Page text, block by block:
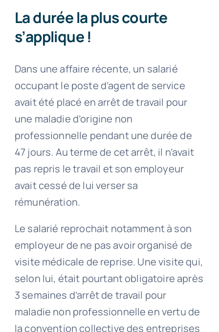
La durée la plus courte
s’applique !
Dans une affaire récente, un salarié
occupant le poste d’agent de service
avait été placé en arrêt de travail pour
une maladie d’origine non
professionnelle pendant une durée de
47 jours. Au terme de cet arrêt, il n’avait
pas repris le travail et son employeur
avait cessé de lui verser sa
rémunération.
Le salarié reprochait notamment à son
employeur de ne pas avoir organisé de
visite médicale de reprise. Une visite qui,
selon lui, était pourtant obligatoire après
3 semaines d’arrêt de travail pour
maladie non professionnelle en vertu de
la convention collective des entreprises